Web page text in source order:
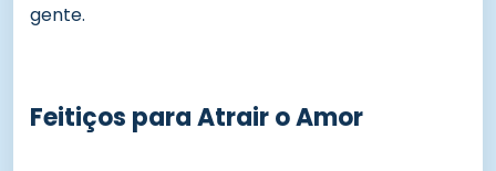
gente.
Feitiços para Atrair o Amor